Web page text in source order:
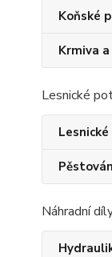
Koňské
Krmiva
Lesnické
Náhradní